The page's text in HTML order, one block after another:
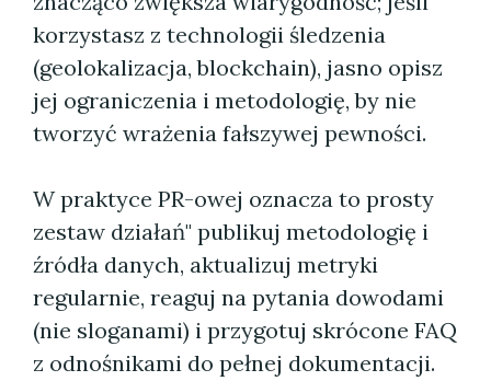
korzystasz z technologii śledzenia
(geolokalizacja, blockchain), jasno opisz
jej ograniczenia i metodologię, by nie
tworzyć wrażenia fałszywej pewności.
W praktyce PR-owej oznacza to prosty
zestaw działań" publikuj metodologię i
źródła danych, aktualizuj metryki
regularnie, reaguj na pytania dowodami
(nie sloganami) i przygotuj skrócone FAQ
z odnośnikami do pełnej dokumentacji.